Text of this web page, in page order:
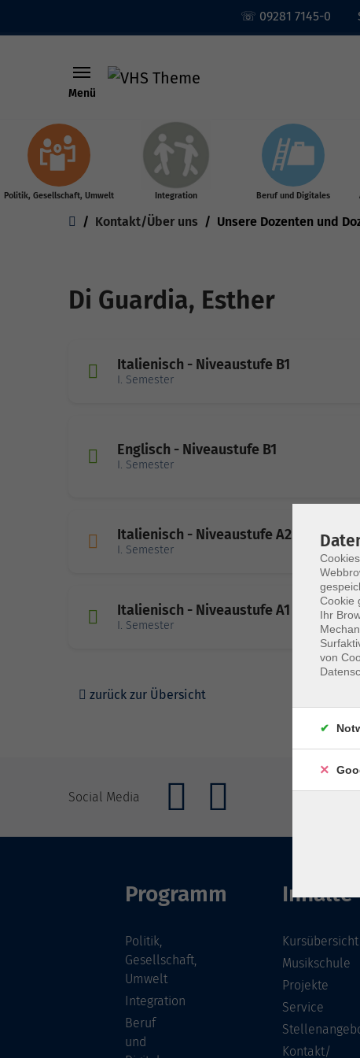
Skip to main content
☏ 09281 7145-0
Menü
Politik, Gesellschaft, Umwelt Integration Beruf und Digitales
Kontakt/Über uns Unsere Dozenten und
Di Guardia, Esther
Italienisch - Niveaustufe B1
I. Semester
Englisch - Niveaustufe B1
I. Semester
Italienisch - Niveaustufe A2
I. Semester
Italienisch - Niveaustufe A1
I. Semester
zurück zur Übersicht
Social Media
Programm
Politik,
Gesellschaft,
Umwelt
Integration
Beruf
und
Inhalte
Kursübersicht
Musikschule
Projekte
Service
Kontakt/
Cookie
Ihr
von